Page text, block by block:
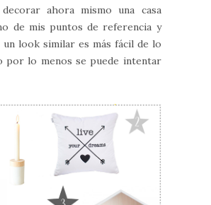
ahora mismo una casa
de mis puntos de referencia y
look similar es más fácil de lo
por lo menos se puede intentar